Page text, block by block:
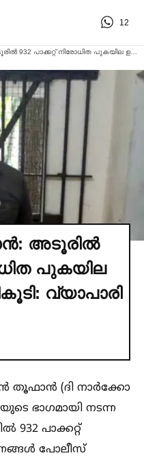
12
ഓപ്പറേഷന്‍ തൂഫാന്‍: അടൂരില്‍ 932 പാക്കറ്റ് നിരോധിത പുകയില ഉല്‍പന്നങ്ങള്‍ പിടികൂടി: വ്യാപാരി അറസ്റ്റില്‍
അടൂരില്‍
പുകയില
വ്യാപാരി
തൂഫാന്‍ (ദി നാര്‍ക്കോ
ഭാഗമായി നടന്ന
932 പാക്കറ്റ്
പോലീസ്